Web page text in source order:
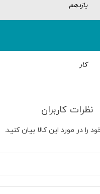
یازدهم
کار
نظرات کاربران
را در مورد این کالا بیان کنید.